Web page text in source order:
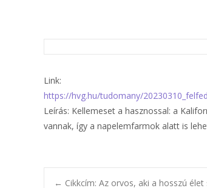
Link:
https://hvg.hu/tudomany/
Leírás: Kellemeset a hasznossal: a
vannak, így a napelemfarmok alatt is
← Cikkcím: Az orvos, aki a hosszú